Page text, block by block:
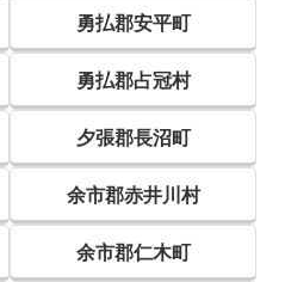
勇払郡安平町
勇払郡占冠村
夕張郡長沼町
余市郡赤井川村
余市郡仁木町